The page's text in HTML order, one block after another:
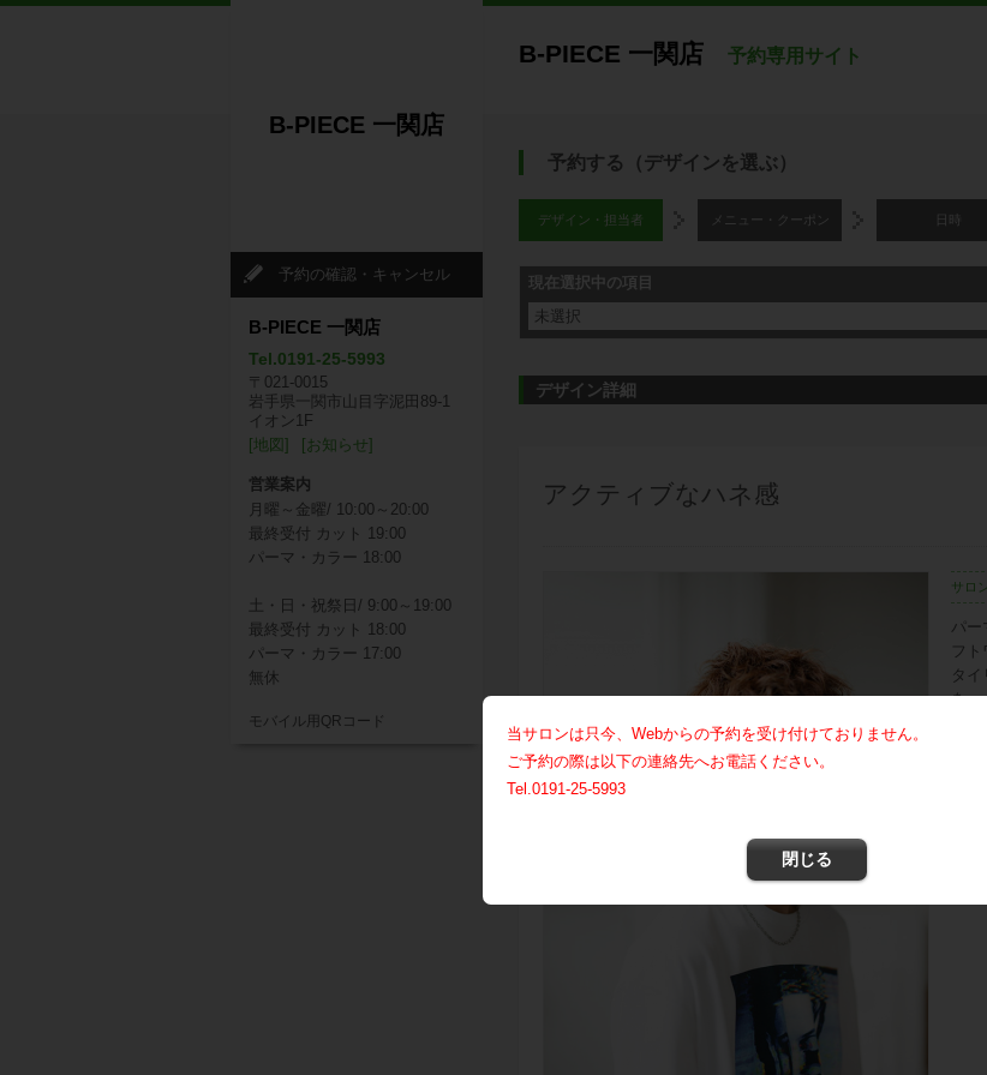
B-PIECE 一関店 予約専用サイト
予約する（デザインを選ぶ）
デザイン・担当者 メニュー・クーポン 日時
当サロンは只今、Webからの予約を受け付けておりません。
ご予約の際は以下の連絡先へお電話ください。
Tel.0191-25-5993
閉じる
現在選択中の項目
未選択
デザイン詳細
アクティブなハネ感
サロ
パー
フ
タ
を。
ー
に
で
B-PIECE 一関店
予約の確認・キャンセル
B-PIECE 一関店
Tel.0191-25-5993
〒021-0015
岩手県一関市山目字泥田89-1
イオン1F
[地図]
[お知らせ]
営業案内
月曜～金曜/ 10:00～20:00
最終受付 カット 19:00
パーマ・カラー 18:00
土・日・祝祭日/ 9:00～19:00
最終受付 カット 18:00
パーマ・カラー 17:00
無休
モバイル用QRコード